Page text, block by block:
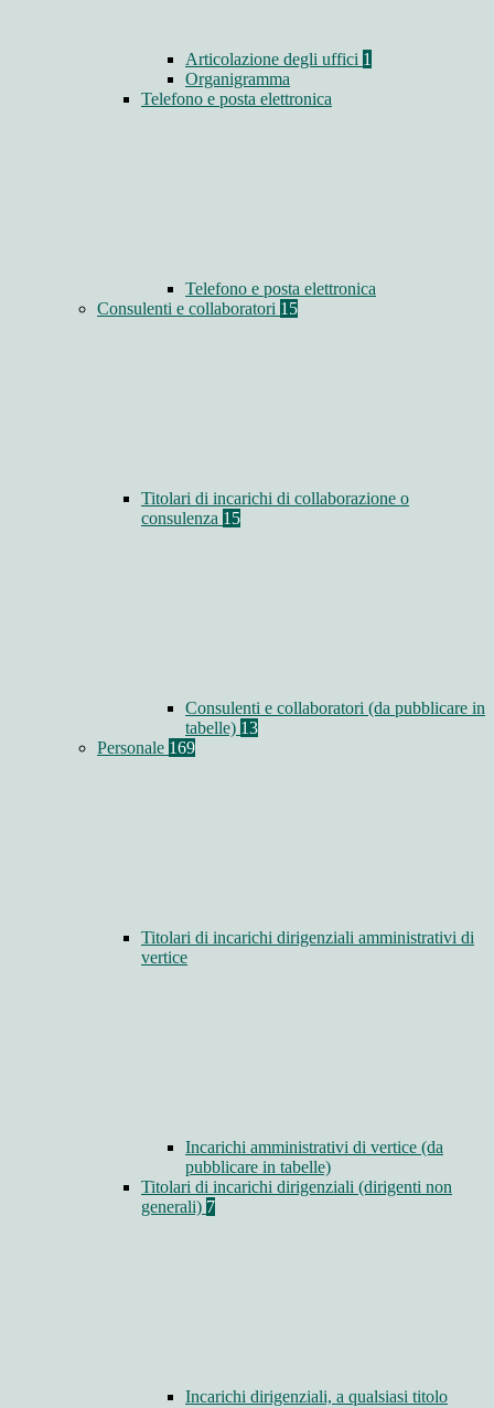
Articolazione degli uffici 1
Organigramma
Telefono e posta elettronica
Telefono e posta elettronica
Consulenti e collaboratori 15
Titolari di incarichi di collaborazione o
consulenza 15
Consulenti e collaboratori (da pubblicare in
tabelle) 13
Personale 169
Titolari di incarichi dirigenziali amministrativi di
vertice
Incarichi amministrativi di vertice (da
pubblicare in tabelle)
Titolari di incarichi dirigenziali (dirigenti non
generali) 7
Incarichi dirigenziali, a qualsiasi titolo